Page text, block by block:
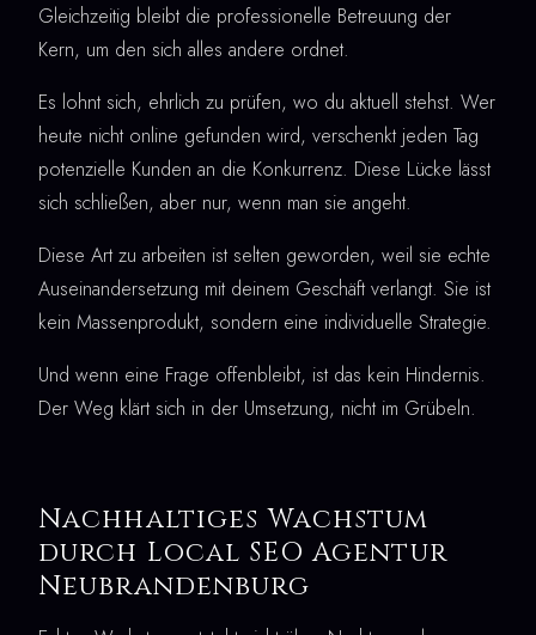
Gleichzeitig bleibt die professionelle Betreuung der
Kern, um den sich alles andere ordnet.
Es lohnt sich, ehrlich zu prüfen, wo du aktuell stehst. Wer
heute nicht online gefunden wird, verschenkt jeden Tag
potenzielle Kunden an die Konkurrenz. Diese Lücke lässt
sich schließen, aber nur, wenn man sie angeht.
Diese Art zu arbeiten ist selten geworden, weil sie echte
Auseinandersetzung mit deinem Geschäft verlangt. Sie ist
kein Massenprodukt, sondern eine individuelle Strategie.
Und wenn eine Frage offenbleibt, ist das kein Hindernis.
Der Weg klärt sich in der Umsetzung, nicht im Grübeln.
Nachhaltiges Wachstum
durch Local SEO Agentur
Neubrandenburg